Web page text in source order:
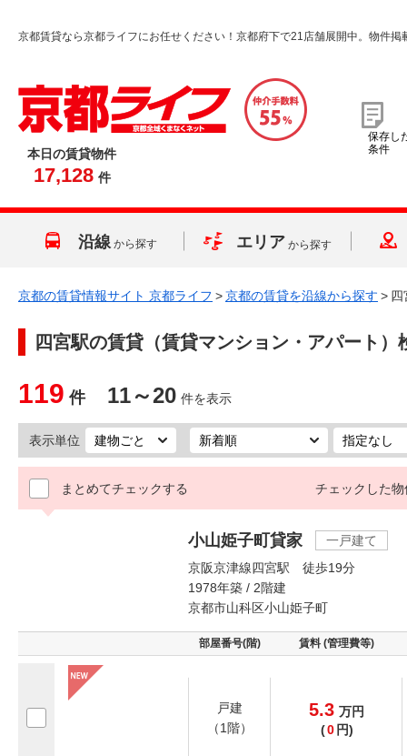
京都賃貸なら京都ライフにお任せください！京都府下で21店舗展開中。物件掲
本日の賃貸物件
17,128 件
保存し
条件
沿線 から探す エリア から探す
京都の賃貸情報サイト 京都ライフ >京都の賃貸を沿線から探す > 四
四宮駅の賃貸（賃貸マンション・アパート）
119 件 11～20 件を表示
表示単位
まとめてチェックする チェックした物
小山姫子町貸家
一戸建て
京阪京津線四宮駅 徒歩19分
1978年築 / 2階建
京都市山科区小山姫子町
部屋番号(階) 賃料 (管理費等)
戸建
（1階）
5.3 万円
(0 円)